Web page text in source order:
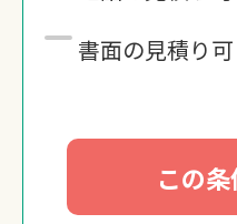
書面の見積り可
この